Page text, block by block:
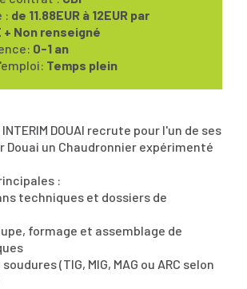
: de 11.88EUR à 12EUR par
+ Non renseigné
0-1 an
Temps plein
DOUAI recrute pour l'un de ses
Douai un Chaudronnier expérimenté
:
techniques et dossiers de
formage et assemblage de
(TIG, MIG, MAG ou ARC selon